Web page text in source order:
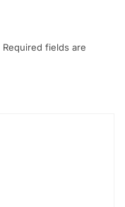
Required fields are